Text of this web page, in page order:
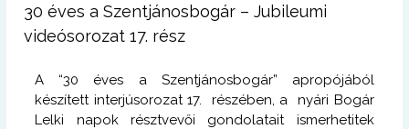
30 éves a Szentjánosbogár – Jubileumi
videósorozat 17. rész
A “30 éves a Szentjánosbogár” apropójából
készített interjúsorozat 17. részében, a nyári Bogár
Lelki napok résztvevői gondolatait ismerhetitek